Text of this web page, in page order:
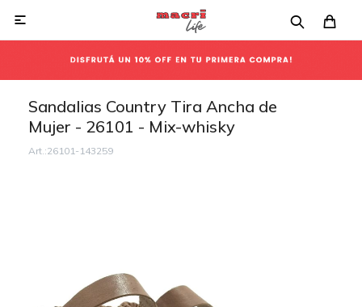

Sandalias Country Tira Ancha de
Mujer - 26101 - Mix-whisky
26101-143259